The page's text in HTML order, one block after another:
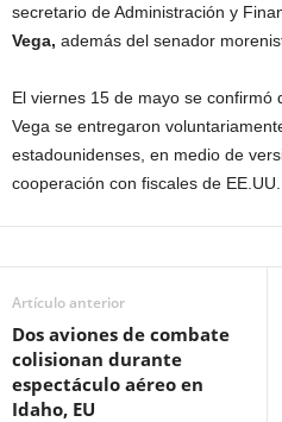
secretario de Administración y
Vega, además del senador
El viernes 15 de mayo se confirmó
Vega se entregaron
estadounidenses, en medio de
cooperación con fiscales de EE.UU.
Artículo anterior
Dos aviones de combate
colisionan durante
espectáculo aéreo en
Idaho, EU